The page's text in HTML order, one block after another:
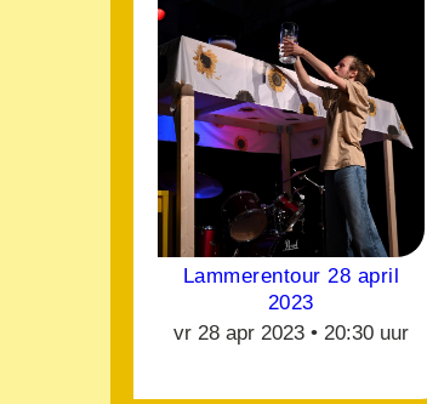
Lammerentour 28 april
2023
vr 28 apr 2023 • 20:30 uur